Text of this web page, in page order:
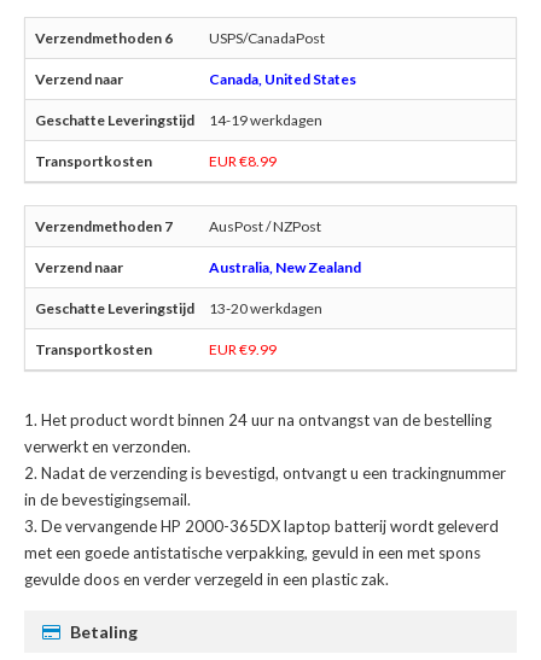
USPS/CanadaPost
Canada, United States
14-19 werkdagen
EUR €8.99
AusPost / NZPost
Australia, New Zealand
13-20 werkdagen
EUR €9.99
Het product wordt binnen 24 uur na ontvangst van de bestelling
verwerkt en verzonden.
Nadat de verzending is bevestigd, ontvangt u een trackingnummer
in de bevestigingsemail.
Devervangende HP 2000-365DX laptop batterijwordt geleverd
met een goede antistatische verpakking, gevuld in een met spons
gevulde doos en verder verzegeld in een plastic zak.
Betaling